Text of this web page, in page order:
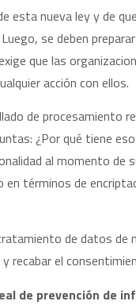
esta nueva ley y de
se deben
que las
acción con ellos.
de
¿Por qué tiene
al momento de
términos de
de datos
recabar el
de prevención de